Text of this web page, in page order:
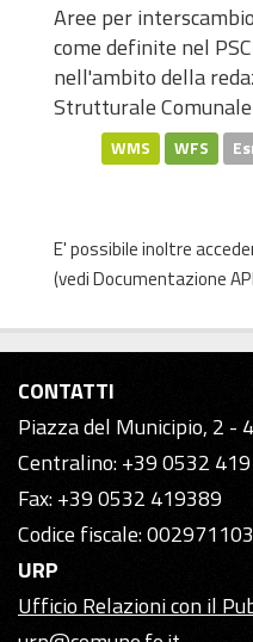
Aree per
come definite nel
nell'ambito della
Strutturale
WMS WFS
E' possibile inoltre
(vediDocumentazione API
CONTATTI
Piazza del Municipio, 2 -
Centralino: +39 0532
Fax: +39 0532 419389
Codice fiscale:
URP
Ufficio Relazioni con il